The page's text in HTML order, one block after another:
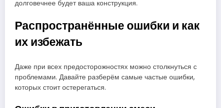
долговечнее будет ваша конструкция.
Распространённые ошибки и как
их избежать
Даже при всех предосторожностях можно столкнуться с
проблемами. Давайте разберём самые частые ошибки,
которых стоит остерегаться.